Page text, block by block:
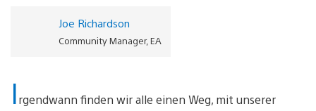
Joe Richardson
Community Manager, EA
Irgendwann finden wir alle einen Weg, mit unserer